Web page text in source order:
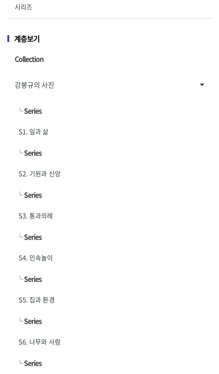
시리즈
계층보기
Collection
강봉규의 사진
└Series
S1. 일과 삶
└Series
S2. 기원과 신앙
└Series
S3. 통과의례
└Series
S4. 민속놀이
└Series
S5. 집과 환경
└Series
S6. 나무와 사람
└Series